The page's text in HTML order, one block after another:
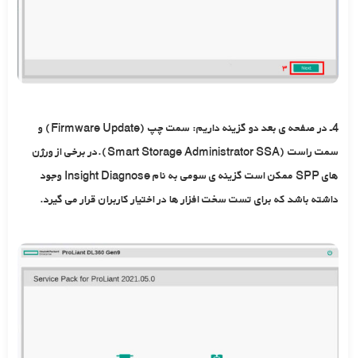
4ـ در صفحه ی بعد دو گزینه داریم: سمت چپ (Firmware Update) و
سمت راست (Smart Storage Administrator SSA).در برخی از ورژن
های SPP ممکن است گزینه ی سومی به نام Insight Diagnose وجود
داشته باشد که برای تست سخت افزار ها در اختیار کاربران قرار می گیرد.